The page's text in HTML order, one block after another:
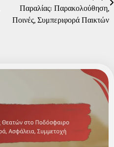
Παραλίας: Παρακολούθηση,
Ποινές, Συμπεριφορά Παικτών